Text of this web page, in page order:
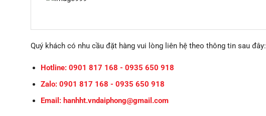
Quý khách có nhu cầu đặt hàng vui lòng liên hệ theo thông tin sau đây:
Hotline: 0901 817 168 - 0935 650 918
Zalo: 0901 817 168 - 0935 650 918
Email: hanhht.vndaiphong@gmail.com